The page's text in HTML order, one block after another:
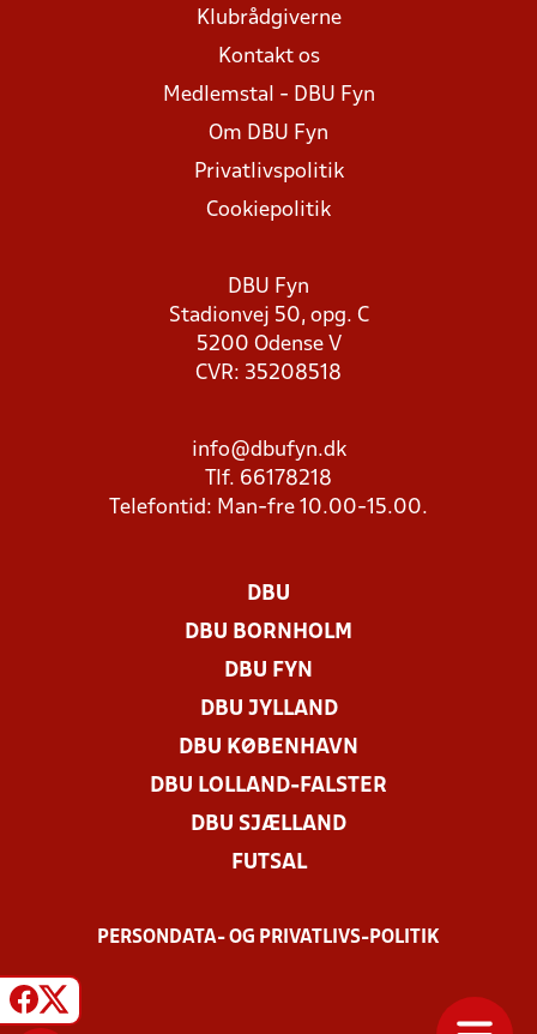
Klubrådgiverne
Kontakt os
Medlemstal - DBU Fyn
Om DBU Fyn
Privatlivspolitik
Cookiepolitik
DBU Fyn
Stadionvej 50, opg. C
5200 Odense V
CVR: 35208518
info@dbufyn.dk
Tlf. 66178218
Telefontid: Man-fre 10.00-15.00.
DBU
DBU BORNHOLM
DBU FYN
DBU JYLLAND
DBU KØBENHAVN
DBU LOLLAND-FALSTER
DBU SJÆLLAND
FUTSAL
PERSONDATA- OG PRIVATLIVS-POLITIK